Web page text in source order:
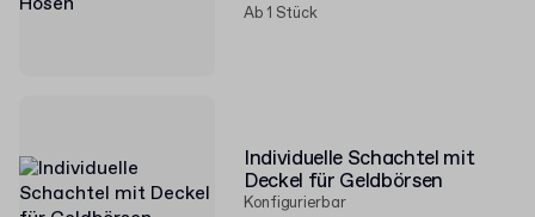
Ab 1 Stück
Individuelle Schachtel mit
Deckel für Geldbörsen
Konfigurierbar